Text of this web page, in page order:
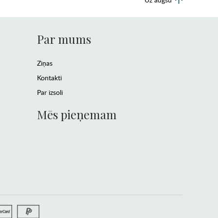
Par mums
Ziņas
Kontakti
Par izsoli
Mēs pieņemam